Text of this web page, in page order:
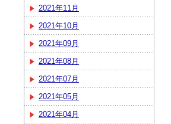
2021年11月
2021年10月
2021年09月
2021年08月
2021年07月
2021年05月
2021年04月